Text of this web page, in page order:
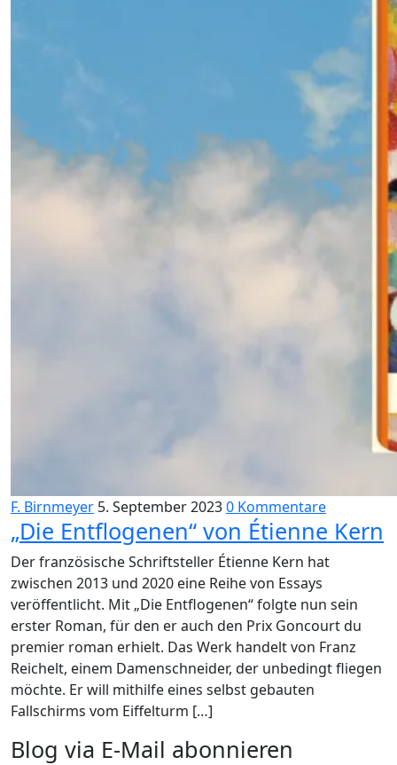
F. Birnmeyer 5. September 20230 Kommentare
„Die Entflogenen“ von Étienne Kern
Der französische Schriftsteller Étienne Kern hat
zwischen 2013 und 2020 eine Reihe von Essays
veröffentlicht. Mit „Die Entflogenen“ folgte nun sein
erster Roman, für den er auch den Prix Goncourt du
premier roman erhielt. Das Werk handelt von Franz
Reichelt, einem Damenschneider, der unbedingt fliegen
möchte. Er will mithilfe eines selbst gebauten
Fallschirms vom Eiffelturm […]
Blog via E-Mail abonnieren